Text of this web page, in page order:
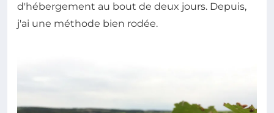
d'hébergement au bout de deux jours. Depuis,
j'ai une méthode bien rodée.